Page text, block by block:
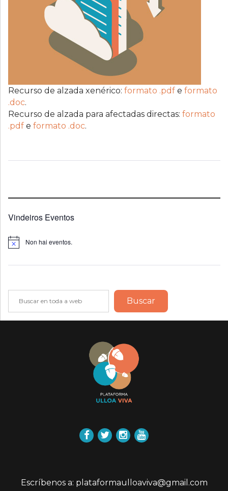
Recurso de alzada xenérico: formato .pdf e formato
.doc.
Recurso de alzada para afectadas directas: formato
.pdf e formato .doc.
Vindeiros Eventos
Notice Non hai eventos.
Buscar
Escríbenos a: plataformaulloaviva@gmail.com